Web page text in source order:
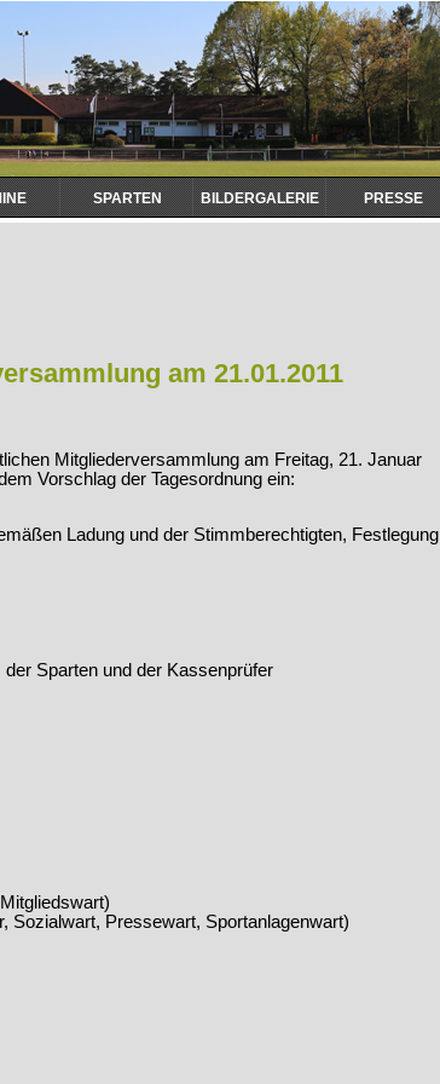
SPARTEN BILDERGALERIE PRESSE
am 21.01.2011
Mitgliederversammlung am Freitag, 21. Januar
Vorschlag der Tagesordnung ein:
Ladung und der Stimmberechtigten, Festlegung
Sparten und der Kassenprüfer
Sozialwart, Pressewart, Sportanlagenwart)